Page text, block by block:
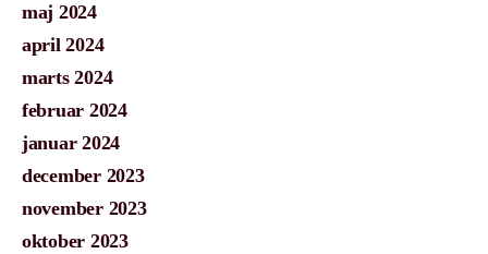
maj 2024
april 2024
marts 2024
februar 2024
januar 2024
december 2023
november 2023
oktober 2023